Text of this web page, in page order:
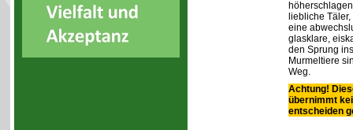
liebliche
eine
glasklare,
den Sprung
Murmeltiere
Weg.
Achtung!
übernimmt
entscheiden